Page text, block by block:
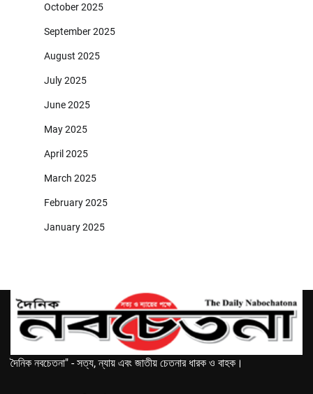
October 2025
September 2025
August 2025
July 2025
June 2025
May 2025
April 2025
March 2025
February 2025
January 2025
দৈনিক নবচেতনা" - সত্য, ন্যায় এবং জাতীয় চেতনার ধারক ও বাহক।